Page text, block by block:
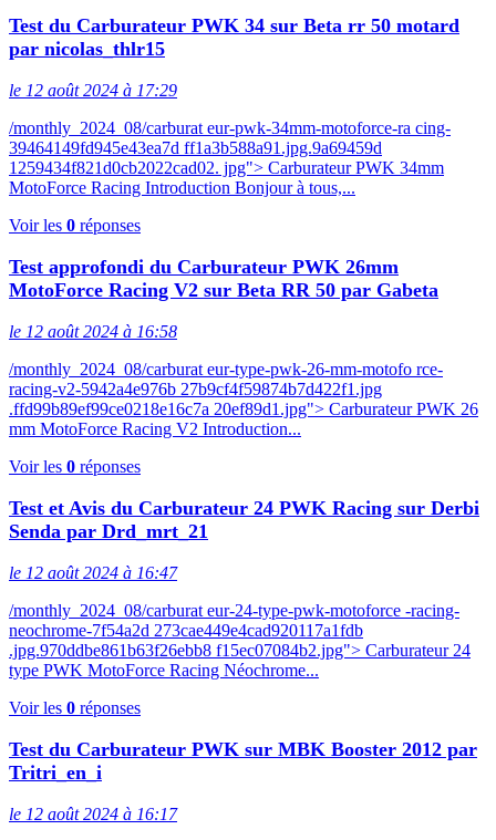
Test du Carburateur PWK 34 sur Beta rr 50 motard
par nicolas_thlr15
le 12 août 2024 à 17:29
/monthly_2024_08/carburat eur-pwk-34mm-motoforce-ra cing-
39464149fd945e43ea7d ff1a3b588a91.jpg.9a69459d
1259434f821d0cb2022cad02. jpg"> Carburateur PWK 34mm
MotoForce Racing Introduction Bonjour à tous,...
Voir les 0 réponses
Test approfondi du Carburateur PWK 26mm
MotoForce Racing V2 sur Beta RR 50 par Gabeta
le 12 août 2024 à 16:58
/monthly_2024_08/carburat eur-type-pwk-26-mm-motofo rce-
racing-v2-5942a4e976b 27b9cf4f59874b7d422f1.jpg
.ffd99b89ef99ce0218e16c7a 20ef89d1.jpg"> Carburateur PWK 26
mm MotoForce Racing V2 Introduction...
Voir les 0 réponses
Test et Avis du Carburateur 24 PWK Racing sur Derbi
Senda par Drd_mrt_21
le 12 août 2024 à 16:47
/monthly_2024_08/carburat eur-24-type-pwk-motoforce -racing-
neochrome-7f54a2d 273cae449e4cad920117a1fdb
.jpg.970ddbe861b63f26ebb8 f15ec07084b2.jpg"> Carburateur 24
type PWK MotoForce Racing Néochrome...
Voir les 0 réponses
Test du Carburateur PWK sur MBK Booster 2012 par
Tritri_en_i
le 12 août 2024 à 16:17